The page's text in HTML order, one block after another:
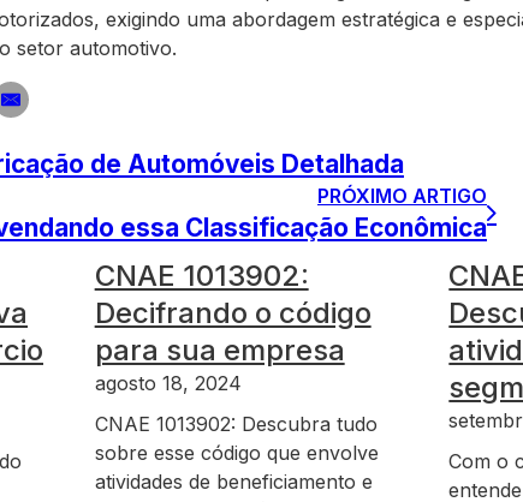
exigindo uma abordagem estratégica e
setor automotivo.
de Automóveis Detalhada
PRÓXIMO ARTIGO
essa Classificação Econômica
CNAE 1013902:
Decifrando o código
para sua empresa
agosto 18, 2024
CNAE 1013902: Descubra tudo
sobre esse código que envolve
atividades de beneficiamento e
Com o